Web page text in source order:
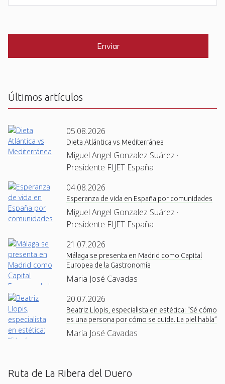
e
a
C
Últimos artículos
05.08.2026
Dieta Atlántica vs Mediterránea
Miguel Angel Gonzalez Suárez ·
Presidente FIJET España
04.08.2026
Esperanza de vida en España por comunidades
Miguel Angel Gonzalez Suárez ·
Presidente FIJET España
21.07.2026
Málaga se presenta en Madrid como Capital
Europea de la Gastronomía
Maria José Cavadas
20.07.2026
Beatriz Llopis, especialista en estética: “Sé cómo
es una persona por cómo se cuida. La piel habla”
Maria José Cavadas
Ruta de La Ribera del Duero